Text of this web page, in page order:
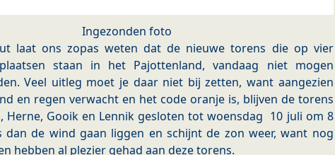
Ingezonden foto
laat ons zopas weten dat de nieuwe torens die op vier
staan in het Pajottenland, vandaag niet mogen
Veel uitleg moet je daar niet bij zetten, want aangezien
en regen verwacht en het code oranje is, blijven de torens
Herne, Gooik en Lennik gesloten tot woensdag 10 juli om 8
dan de wind gaan liggen en schijnt de zon weer, want nog
hebben al plezier gehad aan deze torens.